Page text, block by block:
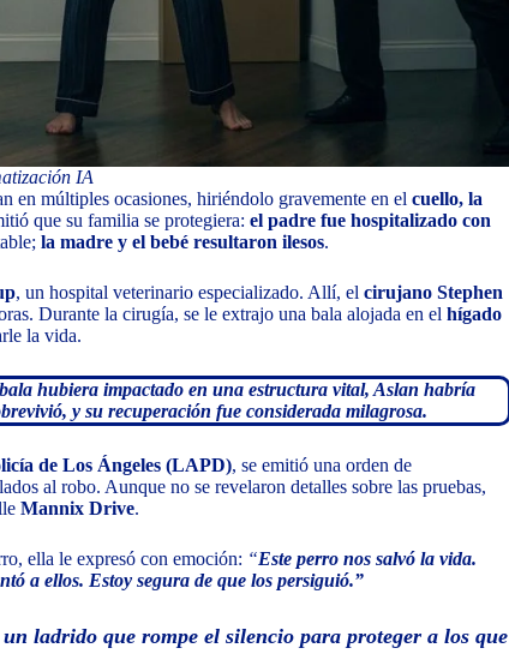
IA
en múltiples ocasiones, hiriéndolo gravemente en el cuello, la
que su familia se protegiera: el padre fue hospitalizado con
la madre y el bebé resultaron ilesos.
, un hospital veterinario especializado. Allí, el cirujano Stephen
Durante la cirugía, se le extrajo una bala alojada en el hígado
la vida.
hubiera impactado en una estructura vital, Aslan habría
y su recuperación fue considerada milagrosa.
de Los Ángeles (LAPD), se emitió una orden de
al robo. Aunque no se revelaron detalles sobre las pruebas,
Mannix Drive.
ella le expresó con emoción: “Este perro nos salvó la vida.
a ellos. Estoy segura de que los persiguió.”
ladrido que rompe el silencio para proteger a los que